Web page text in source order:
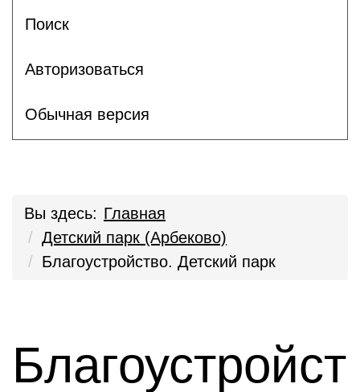
Поиск
Авторизоваться
Обычная версия
Вы здесь: Главная
Детский парк (Арбеково)
Благоустройство. Детский парк
Благоустройст